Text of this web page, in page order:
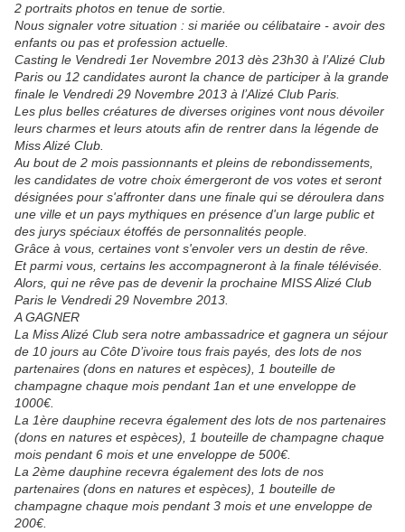
2 portraits photos en tenue de sortie.
Nous signaler votre situation : si mariée ou célibataire - avoir des
enfants ou pas et profession actuelle.
Casting le Vendredi 1er Novembre 2013 dès 23h30 à l’Alizé Club
Paris ou 12 candidates auront la chance de participer à la grande
finale le Vendredi 29 Novembre 2013 à l’Alizé Club Paris.
Les plus belles créatures de diverses origines vont nous dévoiler
leurs charmes et leurs atouts afin de rentrer dans la légende de
Miss Alizé Club.
Au bout de 2 mois passionnants et pleins de rebondissements,
les candidates de votre choix émergeront de vos votes et seront
désignées pour s'affronter dans une finale qui se déroulera dans
une ville et un pays mythiques en présence d'un large public et
des jurys spéciaux étoffés de personnalités people.
Grâce à vous, certaines vont s'envoler vers un destin de rêve.
Et parmi vous, certains les accompagneront à la finale télévisée.
Alors, qui ne rêve pas de devenir la prochaine MISS Alizé Club
Paris le Vendredi 29 Novembre 2013.
A GAGNER
La Miss Alizé Club sera notre ambassadrice et gagnera un séjour
de 10 jours au Côte D’ivoire tous frais payés, des lots de nos
partenaires (dons en natures et espèces), 1 bouteille de
champagne chaque mois pendant 1an et une enveloppe de
1000€.
La 1ère dauphine recevra également des lots de nos partenaires
(dons en natures et espèces), 1 bouteille de champagne chaque
mois pendant 6 mois et une enveloppe de 500€.
La 2ème dauphine recevra également des lots de nos
partenaires (dons en natures et espèces), 1 bouteille de
champagne chaque mois pendant 3 mois et une enveloppe de
200€.